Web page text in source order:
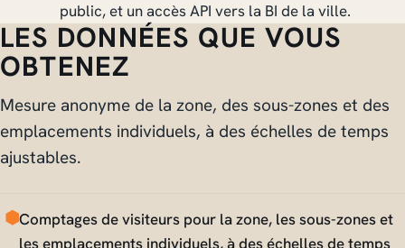
public, et un accès API vers la BI de la ville.
LES DONNÉES QUE VOUS
OBTENEZ
Mesure anonyme de la zone, des sous-zones et des
emplacements individuels, à des échelles de temps
ajustables.
Comptages de visiteurs pour la zone, les sous-zones et
les emplacements individuels, à des échelles de temps